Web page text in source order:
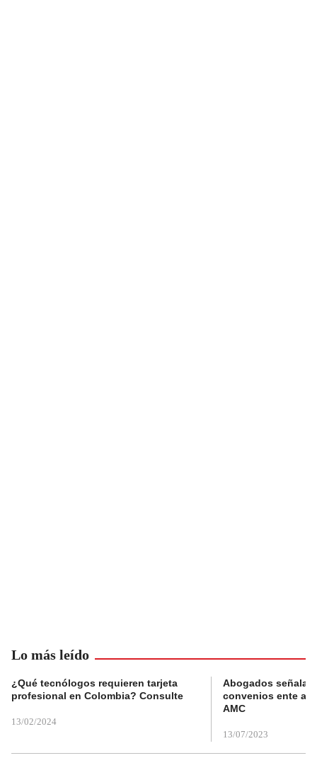
Lo más leído
¿Qué tecnólogos requieren tarjeta
profesional en Colombia? Consulte
13/02/2024
Abogados
convenios ente
AMC
13/07/2023